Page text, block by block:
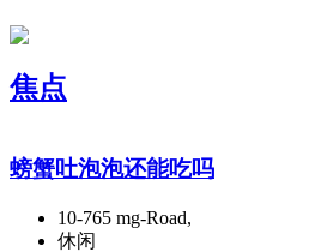
焦点
螃蟹吐泡泡还能吃吗
10-765 mg-Road,
休闲